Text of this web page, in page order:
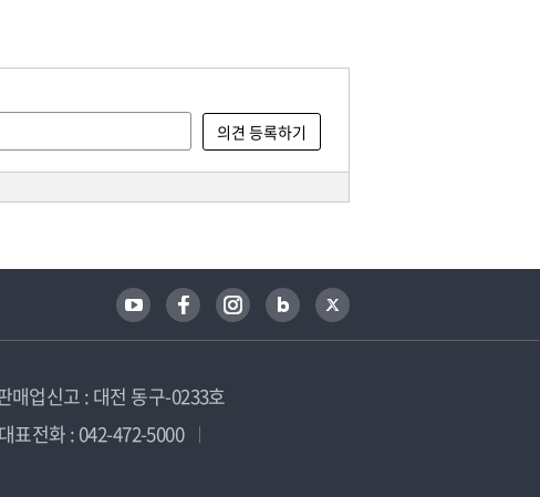
매업신고 : 대전 동구-0233호
대표전화 : 042-472-5000